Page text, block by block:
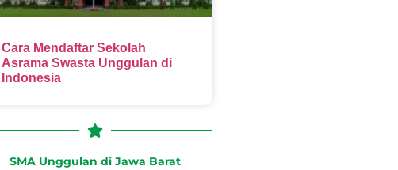
Cara Mendaftar Sekolah
Asrama Swasta Unggulan di
Indonesia
SMA Unggulan di Jawa Barat